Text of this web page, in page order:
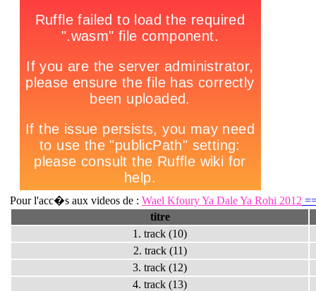
Pour l'acc�s aux videos de : Wael Kfoury Ya Dale Ya Rohi 2012
titre
1. track (10)
2. track (11)
3. track (12)
4. track (13)